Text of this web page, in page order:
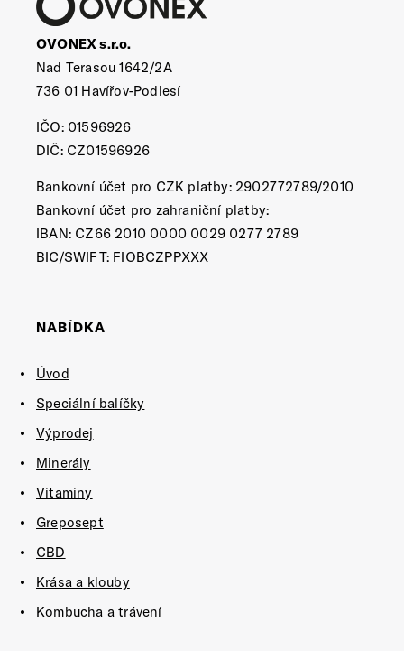
OVONEX s.r.o.
Nad Terasou 1642/2A
736 01 Havířov-Podlesí
IČO: 01596926
DIČ: CZ01596926
Bankovní účet pro CZK platby: 2902772789/2010
Bankovní účet pro zahraniční platby:
IBAN: CZ66 2010 0000 0029 0277 2789
BIC/SWIFT: FIOBCZPPXXX
NABÍDKA
Úvod
Speciální balíčky
Výprodej
Minerály
Vitaminy
Greposept
CBD
Krása a klouby
Kombucha a trávení